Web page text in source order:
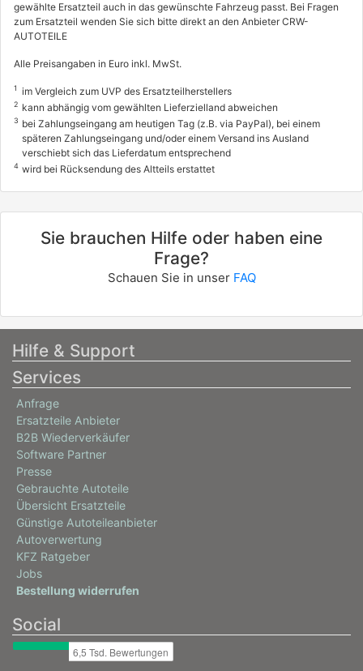
44 / 60
gewählte Ersatzteil auch in das gewünschte Fahrzeug passt. Bei Fragen
zum Ersatzteil wenden Sie sich bitte direkt an den Anbieter CRW-
AUTOTEILE
Alle Preisangaben in Euro inkl. MwSt.
1 im Vergleich zum UVP des Ersatzteilherstellers
2 kann abhängig vom gewählten Lieferzielland abweichen
3 bei Zahlungseingang am heutigen Tag (z.B. via PayPal), bei einem
späteren Zahlungseingang und/oder einem Versand ins Ausland
verschiebt sich das Lieferdatum entsprechend
4 wird bei Rücksendung des Altteils erstattet
Sie brauchen Hilfe oder haben eine
Frage?
Schauen Sie in unser FAQ
Hilfe & Support
Services
Anfrage
Ersatzteile Anbieter
B2B Wiederverkäufer
Software Partner
Presse
Gebrauchte Autoteile
Übersicht Ersatzteile
Günstige Autoteileanbieter
Autoverwertung
KFZ Ratgeber
Jobs
Bestellung widerrufen
Social